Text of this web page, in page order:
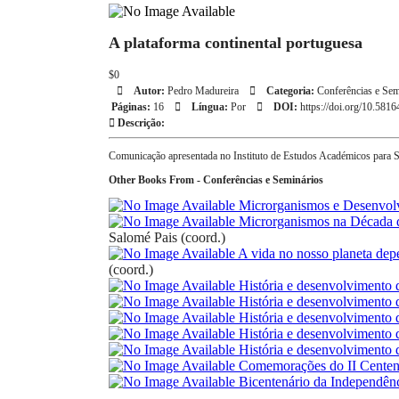
A plataforma continental portuguesa
$0
Autor: Pedro Madureira Categoria: Conferências e
Páginas: 16 Língua: Por DOI: https://doi.org/
Descrição:
Comunicação apresentada no Instituto de Estudos Académicos
Other Books From - Conferências e Seminários
Microrganismos e
Microrganismos na
Salomé Pais (coord.)
A vida no nosso planeta
(coord.)
História e
História e
História e
História e
História e
Comemorações do II
Bicentenário da